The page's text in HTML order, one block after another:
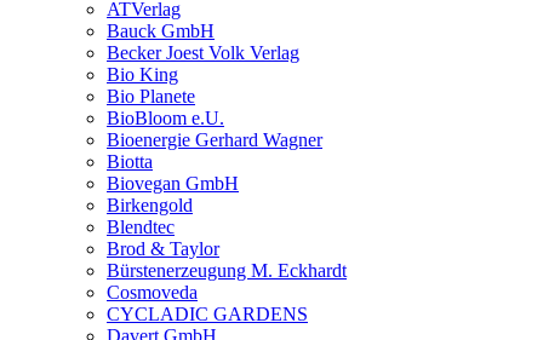
ATVerlag
Bauck GmbH
Becker Joest Volk Verlag
Bio King
Bio Planete
BioBloom e.U.
Bioenergie Gerhard Wagner
Biotta
Biovegan GmbH
Birkengold
Blendtec
Brod & Taylor
Bürstenerzeugung M. Eckhardt
Cosmoveda
CYCLADIC GARDENS
Davert GmbH